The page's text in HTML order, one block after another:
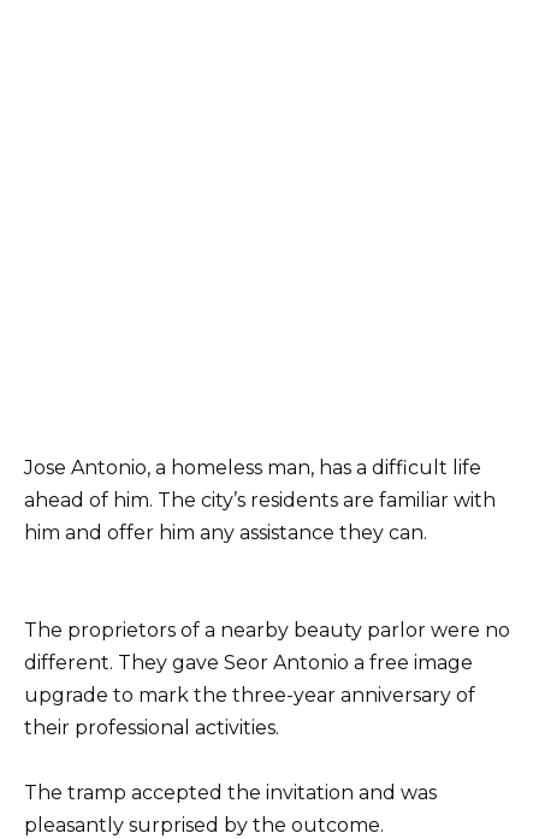
Jose Antonio, a homeless man, has a difficult life
ahead of him. The city’s residents are familiar with
him and offer him any assistance they can.
The proprietors of a nearby beauty parlor were no
different. They gave Seor Antonio a free image
upgrade to mark the three-year anniversary of
their professional activities.
The tramp accepted the invitation and was
pleasantly surprised by the outcome.